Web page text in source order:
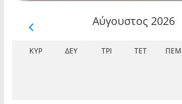
Αύγουστος 2026
ΚΥΡ ΔΕΥ ΤΡΊ ΤΕΤ ΠΈΜ